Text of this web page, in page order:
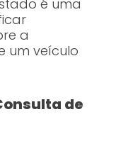
é uma
a
um veículo
de